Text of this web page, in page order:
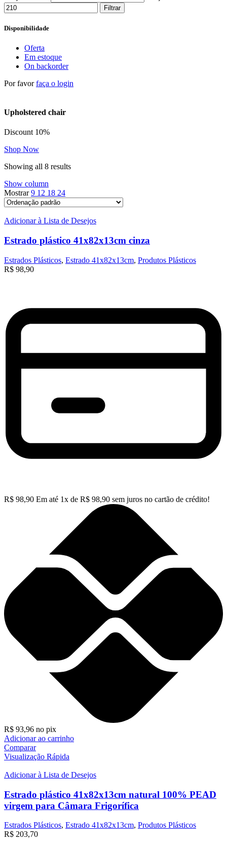
Filtrar
Disponibilidade
Oferta
Em estoque
On backorder
Por favorfaça o login
Upholstered chair
Discount 10%
Shop Now
Showing all 8 results
Show column
Mostrar9 12 18 24
Adicionar à Lista de Desejos
Estrado plástico 41x82x13cm cinza
Estrados Plásticos, Estrado 41x82x13cm, Produtos Plásticos
R$ 98,90
R$ 98,90 Em até 1x de R$ 98,90 sem juros no cartão de crédito!
R$ 93,96 no pix
Adicionar ao carrinho
Comparar
Visualização Rápida
Adicionar à Lista de Desejos
Estrado plástico 41x82x13cm natural 100% PEAD
virgem para Câmara Frigorífica
Estrados Plásticos, Estrado 41x82x13cm, Produtos Plásticos
R$ 203,70